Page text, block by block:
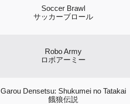
Soccer Brawl
サッカーブロール
Robo Army
ロボアーミー
Garou Densetsu: Shukumei no Tatakai
餓狼伝説